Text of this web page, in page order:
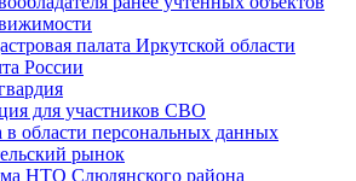
палата Иркутской области
России
для участников СВО
области персональных данных
рынок
НТО Слюдянского района